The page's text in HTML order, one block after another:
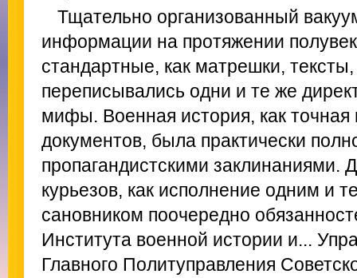
Тщательно организованный
информации на протяжении
стандартные, как матрешки,
переписывались одни и те же
мифы. Военная история, как точная
документов, была практически
пропагандистскими заклинаниями.
курьезов, как исполнение одним и
сановником поочередно
Института военной истории и...
Главного Политуправления